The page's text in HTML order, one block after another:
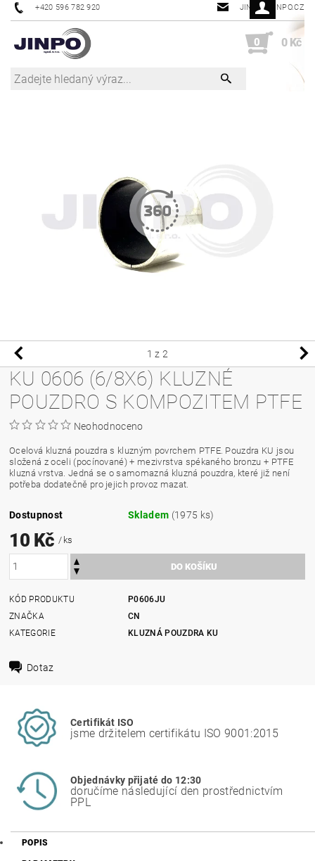
+420 596 782 920 JINPO@JINPO.CZ
0 0 Kč
1 z 2
KU 0606 (6/8X6) KLUZNÉ
POUZDRO S KOMPOZITEM PTFE
Neohodnoceno
Ocelová kluzná pouzdra s kluzným povrchem PTFE. Pouzdra KU jsou
složená z oceli (pocínované) + mezivrstva spékaného bronzu + PTFE
kluzná vrstva. Jedná se o samomazná kluzná pouzdra, které již není
potřeba dodatečně pro jejich provoz mazat.
Dostupnost Skladem (1975 ks)
10 Kč/ ks
KÓD PRODUKTU
P0606JU
ZNAČKA
CN
KATEGORIE
KLUZNÁ POUZDRA KU
Dotaz
Certifikát ISO
jsme držitelem certifikátu ISO 9001:2015
Objednávky přijaté do 12:30
doručíme následující den prostřednictvím
PPL
POPIS